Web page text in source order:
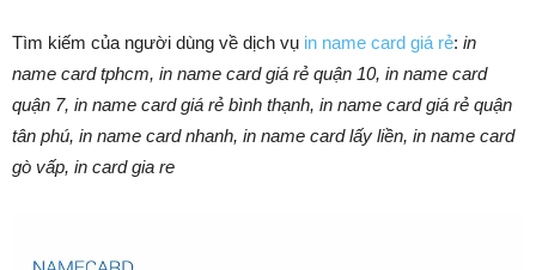
Tìm kiếm của người dùng về dịch vụ in name card giá rẻ: in
name card tphcm, in name card giá rẻ quận 10, in name card
quận 7, in name card giá rẻ bình thạnh, in name card giá rẻ quận
tân phú, in name card nhanh, in name card lấy liền, in name card
gò vấp, in card gia re